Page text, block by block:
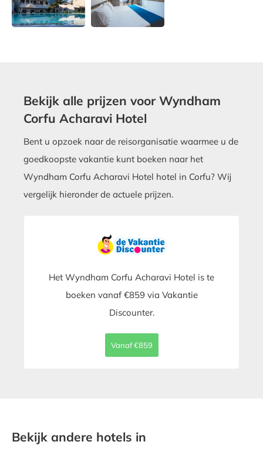
Bekijk alle prijzen voor Wyndham
Corfu Acharavi Hotel
Bent u opzoek naar de reisorganisatie waarmee u de
goedkoopste vakantie kunt boeken naar het
Wyndham Corfu Acharavi Hotel hotel in Corfu? Wij
vergelijk hieronder de actuele prijzen.
Het Wyndham Corfu Acharavi Hotel is te
boeken vanaf €859 via Vakantie
Discounter.
Vanaf €859
Bekijk andere hotels in